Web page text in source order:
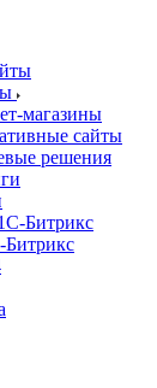
магазины
сайты
решения